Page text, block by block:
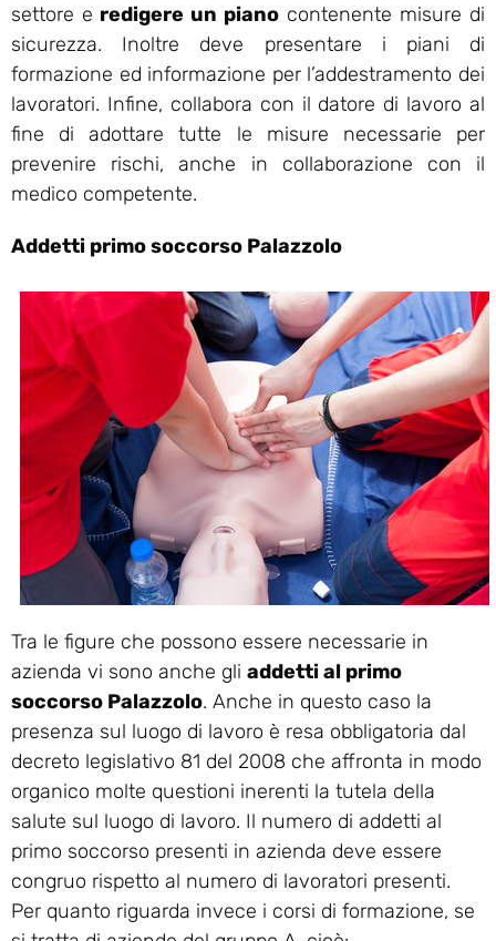
settore e redigere un piano contenente misure di
sicurezza. Inoltre deve presentare i piani di
formazione ed informazione per l’addestramento dei
lavoratori. Infine, collabora con il datore di lavoro al
fine di adottare tutte le misure necessarie per
prevenire rischi, anche in collaborazione con il
medico competente.
Addetti primo soccorso Palazzolo
Tra le figure che possono essere necessarie in
azienda vi sono anche gli addetti al primo
soccorso Palazzolo. Anche in questo caso la
presenza sul luogo di lavoro è resa obbligatoria dal
decreto legislativo 81 del 2008 che affronta in modo
organico molte questioni inerenti la tutela della
salute sul luogo di lavoro. Il numero di addetti al
primo soccorso presenti in azienda deve essere
congruo rispetto al numero di lavoratori presenti.
Per quanto riguarda invece i corsi di formazione, se